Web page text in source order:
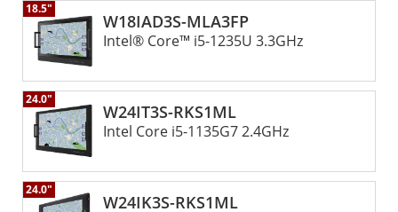
W18IAD3S-MLA3FP
18.5"
Intel® Core™ i5-1235U 3.3GHz
W24IT3S-RKS1ML
24.0"
Intel Core i5-1135G7 2.4GHz
W24IK3S-RKS1ML
24.0"